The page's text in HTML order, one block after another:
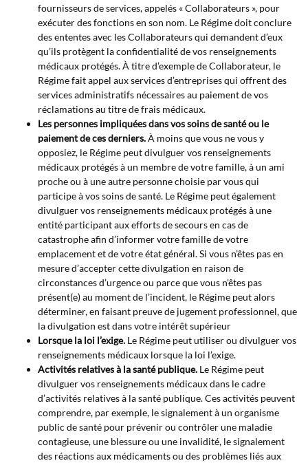
fournisseurs de services, appelés « Collaborateurs », pour
exécuter des fonctions en son nom. Le Régime doit conclure
des ententes avec les Collaborateurs qui demandent d’eux
qu’ils protègent la confidentialité de vos renseignements
médicaux protégés. À titre d’exemple de Collaborateur, le
Régime fait appel aux services d’entreprises qui offrent des
services administratifs nécessaires au paiement de vos
réclamations au titre de frais médicaux.
Les personnes impliquées dans vos soins de santé ou le
paiement de ces derniers.À moins que vous ne vous y
opposiez, le Régime peut divulguer vos renseignements
médicaux protégés à un membre de votre famille, à un ami
proche ou à une autre personne choisie par vous qui
participe à vos soins de santé. Le Régime peut également
divulguer vos renseignements médicaux protégés à une
entité participant aux efforts de secours en cas de
catastrophe afin d’informer votre famille de votre
emplacement et de votre état général. Si vous n’êtes pas en
mesure d’accepter cette divulgation en raison de
circonstances d’urgence ou parce que vous n’êtes pas
présent(e) au moment de l’incident, le Régime peut alors
déterminer, en faisant preuve de jugement professionnel, que
la divulgation est dans votre intérêt supérieur
Lorsque la loi l’exige. Le Régime peut utiliser ou divulguer vos
renseignements médicaux lorsque la loi l’exige.
Activités relatives à la santé publique. Le Régime peut
divulguer vos renseignements médicaux dans le cadre
d’activités relatives à la santé publique. Ces activités peuvent
comprendre, par exemple, le signalement à un organisme
public de santé pour prévenir ou contrôler une maladie
contagieuse, une blessure ou une invalidité, le signalement
des réactions aux médicaments ou des problèmes liés aux